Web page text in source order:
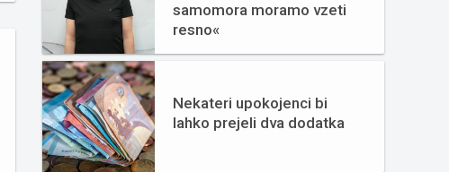
samomora moramo vzeti
resno«
Nekateri upokojenci bi
lahko prejeli dva dodatka